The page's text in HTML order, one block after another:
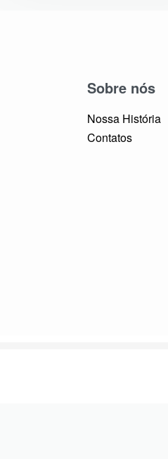
Sobre nós
Nossa História
Contatos